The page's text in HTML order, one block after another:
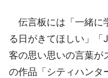
伝言板には「一緒に
る日がきてほしい」「
客の思い思いの言葉が
の作品「シティハンタ